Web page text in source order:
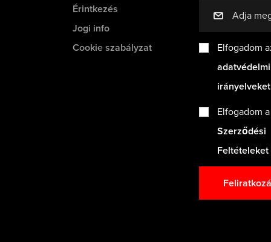
Érintkezés
Jogi info
Cookie szabályzat
mail
Elfogadom
adatvédelmi
Elfogadom
Szerződési
Feltételeket